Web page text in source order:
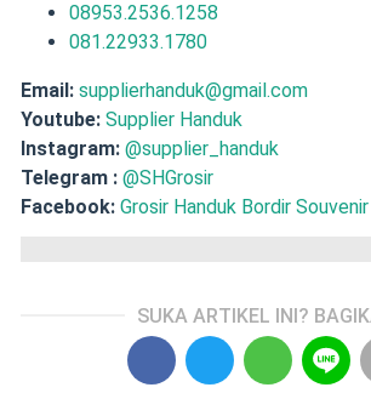
08953.2536.1258
081.22933.1780
Email: supplierhanduk@gmail.com
Youtube: Supplier Handuk
Instagram: @supplier_handuk
Telegram : @SHGrosir
Facebook: Grosir Handuk Bordir Souvenir
SUKA ARTIKEL INI?